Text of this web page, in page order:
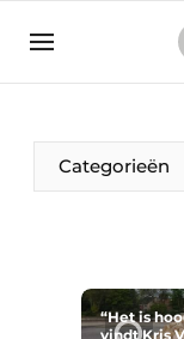
Bedrijven
Contact
Home
Categorieën
“Het is
vindt Kris